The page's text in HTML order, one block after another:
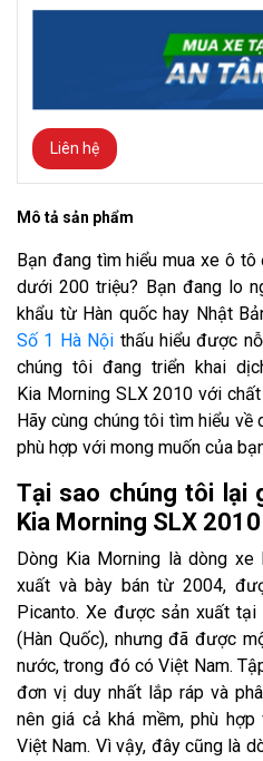
Liên hệ
Mô tả sản phẩm
Bạn đang tìm hiểu mua xe ô
dưới 200 triệu? Bạn đang lo
khẩu từ Hàn quốc hay Nhật
Số 1 Hà Nội thấu hiểu được
chúng tôi đang triển khai
Kia Morning SLX 2010 với
Hãy cùng chúng tôi tìm hiểu
phù hợp với mong muốn của
Tại sao chúng tôi lại
Kia Morning SLX
Dòng Kia Morning là dòng
xuất và bày bán từ 2004,
Picanto. Xe được sản xuất
(Hàn Quốc), nhưng đã được
nước, trong đó có Việt Nam.
đơn vị duy nhất lắp ráp và
nên giá cả khá mềm, phù
Việt Nam. Vì vậy, đây cũng là